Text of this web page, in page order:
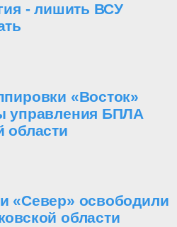
- лишить ВСУ
«Восток»
управления БПЛА
области
«Север» освободили
области